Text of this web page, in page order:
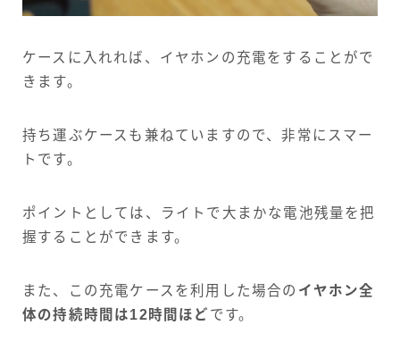
ケースに入れれば、イヤホンの充電をすることがで
きます。
持ち運ぶケースも兼ねていますので、非常にスマー
トです。
ポイントとしては、ライトで大まかな電池残量を把
握することができます。
また、この充電ケースを利用した場合の イヤホン全
体の持続時間は12時間ほど です。